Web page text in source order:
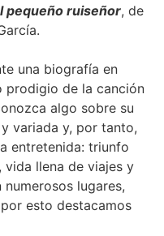
pequeño ruiseñor, de
una biografía en
prodigio de la canción
algo sobre su
variada y, por tanto,
entretenida: triunfo
vida llena de viajes y
lugares,
esto destacamos